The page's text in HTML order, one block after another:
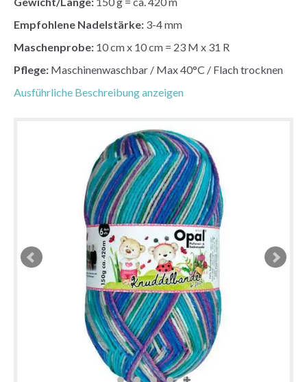
Empfohlene Nadelstärke: 3-4 mm
Maschenprobe: 10 cm x 10 cm = 23 M x 31 R
Pflege: Maschinenwaschbar / Max 40°C / Flach trocknen
Ausführliche Beschreibung anzeigen